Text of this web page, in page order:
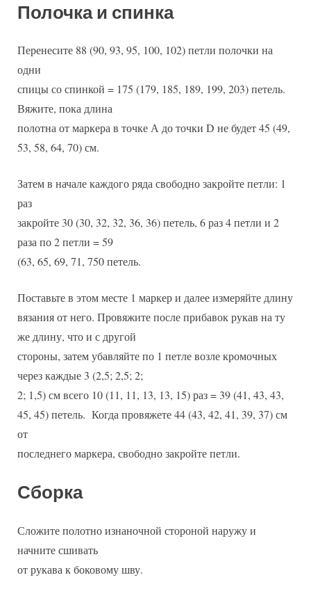
Полочка и спинка
Перенесите 88 (90, 93, 95, 100, 102) петли полочки на
одни
спицы со спинкой = 175 (179, 185, 189, 199, 203) петель.
Вяжите, пока длина
полотна от маркера в точке А до точки D не будет 45 (49,
53, 58, 64, 70) см.
Затем в начале каждого ряда свободно закройте петли: 1
раз
закройте 30 (30, 32, 32, 36, 36) петель, 6 раз 4 петли и 2
раза по 2 петли = 59
(63, 65, 69, 71, 750 петель.
Поставьте в этом месте 1 маркер и далее измеряйте длину
вязания от него. Провяжите после прибавок рукав на ту
же длину, что и с другой
стороны, затем убавляйте по 1 петле возле кромочных
через каждые 3 (2,5; 2,5; 2;
2; 1,5) см всего 10 (11, 11, 13, 13, 15) раз = 39 (41, 43, 43,
45, 45) петель. Когда провяжете 44 (43, 42, 41, 39, 37) см
от
последнего маркера, свободно закройте петли.
Сборка
Сложите полотно изнаночной стороной наружу и
начните сшивать
от рукава к боковому шву.